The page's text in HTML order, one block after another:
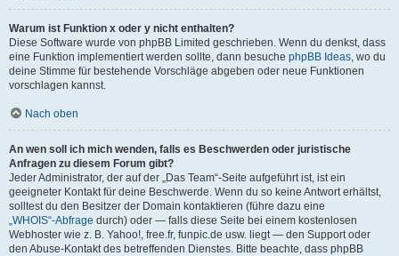
Warum ist Funktion x oder y nicht enthalten?
Diese Software wurde von phpBB Limited geschrieben. Wenn du denkst, dass
eine Funktion implementiert werden sollte, dann besuche phpBB Ideas, wo du
deine Stimme für bestehende Vorschläge abgeben oder neue Funktionen
vorschlagen kannst.
Nach oben
An wen soll ich mich wenden, falls es Beschwerden oder juristische
Anfragen zu diesem Forum gibt?
Jeder Administrator, der auf der „Das Team“-Seite aufgeführt ist, ist ein
geeigneter Kontakt für deine Beschwerde. Wenn du so keine Antwort erhältst,
solltest du den Besitzer der Domain kontaktieren (führe dazu eine
„WHOIS“-Abfrage durch) oder — falls diese Seite bei einem kostenlosen
Webhoster wie z. B. Yahoo!, free.fr, funpic.de usw. liegt — den Support oder
den Abuse-Kontakt des betreffenden Dienstes. Bitte beachte, dass phpBB